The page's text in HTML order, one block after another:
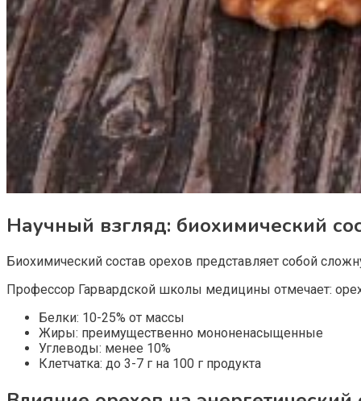
Научный взгляд: биохимический
Биохимический состав орехов представляет собой
Профессор Гарвардской школы медицины отмечает:
Белки: 10-25% от массы
Жиры: преимущественно мононенасыщенные
Углеводы: менее 10%
Клетчатка: до 3-7 г на 100 г продукта